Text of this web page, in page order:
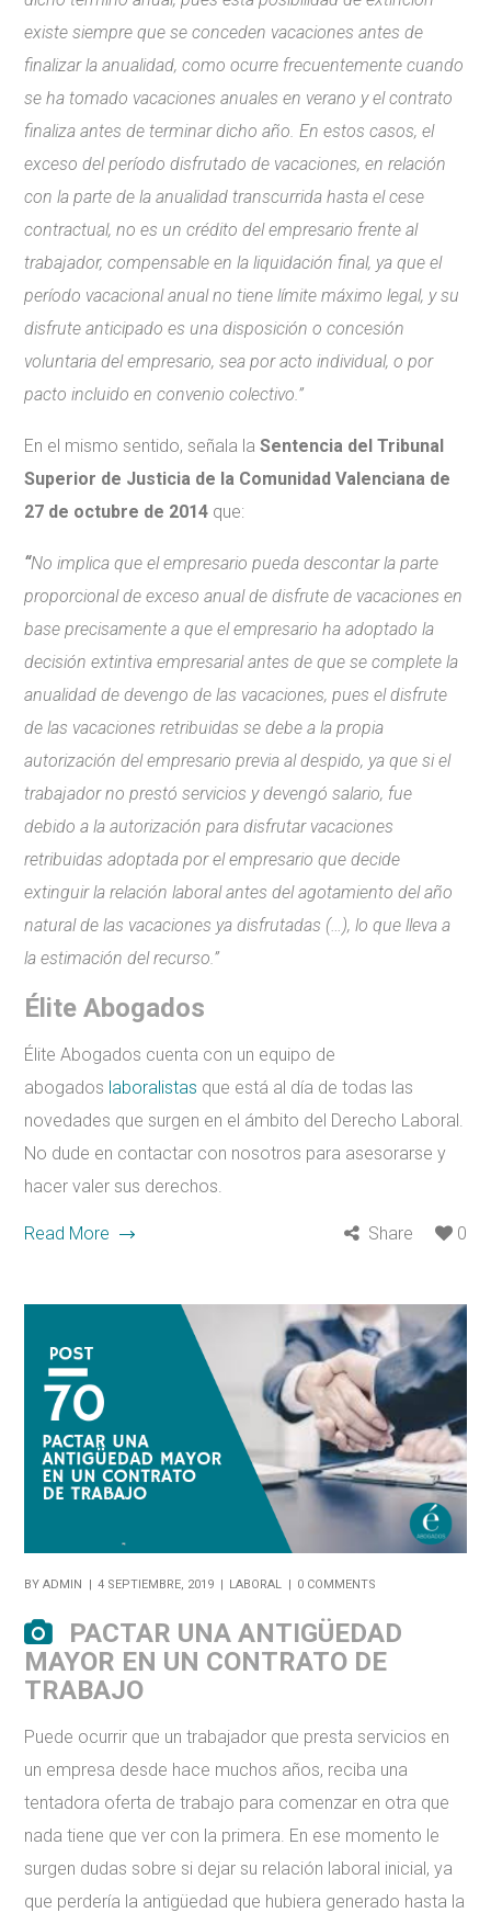
existe siempre que se conceden vacaciones antes de
finalizar la anualidad, como ocurre frecuentemente cuando
se ha tomado vacaciones anuales en verano y el contrato
finaliza antes de terminar dicho año. En estos casos, el
exceso del período disfrutado de vacaciones, en relación
con la parte de la anualidad transcurrida hasta el cese
contractual, no es un crédito del empresario frente al
trabajador, compensable en la liquidación final, ya que el
período vacacional anual no tiene límite máximo legal, y su
disfrute anticipado es una disposición o concesión
voluntaria del empresario, sea por acto individual, o por
pacto incluido en convenio colectivo.”
En el mismo sentido, señala laSentencia del Tribunal
Superior de Justicia de la Comunidad Valenciana de
27 de octubre de 2014 que:
“No implica que el empresario pueda descontar la parte
proporcional de exceso anual de disfrute de vacaciones en
base precisamente a que el empresario ha adoptado la
decisión extintiva empresarial antes de que se complete la
anualidad de devengo de las vacaciones, pues el disfrute
de las vacaciones retribuidas se debe a la propia
autorización del empresario previa al despido, ya que si el
trabajador no prestó servicios y devengó salario, fue
debido a la autorización para disfrutar vacaciones
retribuidas adoptada por el empresario que decide
extinguir la relación laboral antes del agotamiento del año
natural de las vacaciones ya disfrutadas (…), lo que lleva a
la estimación del recurso.”
Élite Abogados
Élite Abogados cuenta con un equipo de
abogados laboralistas que está al día de todas las
novedades que surgen en el ámbito del Derecho Laboral.
No dude en contactar con nosotros para asesorarse y
hacer valer sus derechos.
Read More Share 0
BYADMIN 4 SEPTIEMBRE, 2019 LABORAL 0 COMMENTS
PACTAR UNA ANTIGÜEDAD
MAYOR EN UN CONTRATO DE
TRABAJO
Puede ocurrir que un trabajador que presta servicios en
un empresa desde hace muchos años, reciba una
tentadora oferta de trabajo para comenzar en otra que
nada tiene que ver con la primera. En ese momento le
surgen dudas sobre si dejar su relación laboral inicial, ya
que perdería la antigüedad que hubiera generado hasta la